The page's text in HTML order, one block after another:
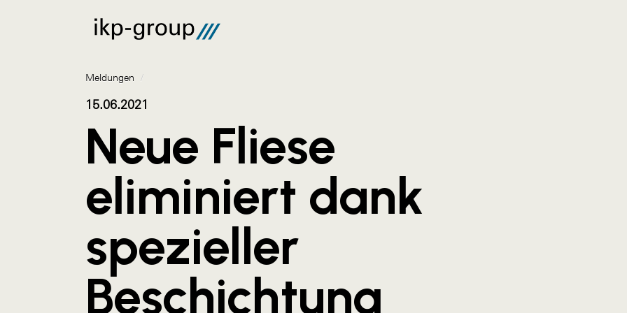
Meldungen /
15.06.2021
Neue Fliese
eliminiert dank
spezieller
Beschichtung